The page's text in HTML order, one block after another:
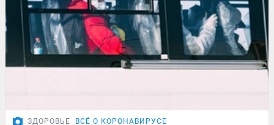
ЗДОРОВЬЕ ВСЁ О КОРОНАВИРУСЕ